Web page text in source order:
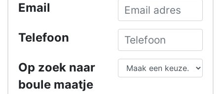
Email
Telefoon
Op zoek naar
boule maatje